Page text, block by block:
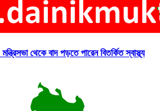
থেকে বাদ পড়তে পারেন বিতর্কিত স্বাস্থ্য